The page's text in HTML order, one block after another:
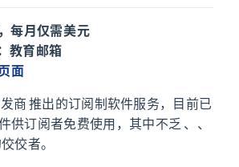
月仅需 4.99 美元
教育邮箱
面
软件开发商 MacPaw 推出的订阅制软件服务，目前已
供订阅者免费使用，其中不乏 Ulysses、2Do、
域的佼佼者。